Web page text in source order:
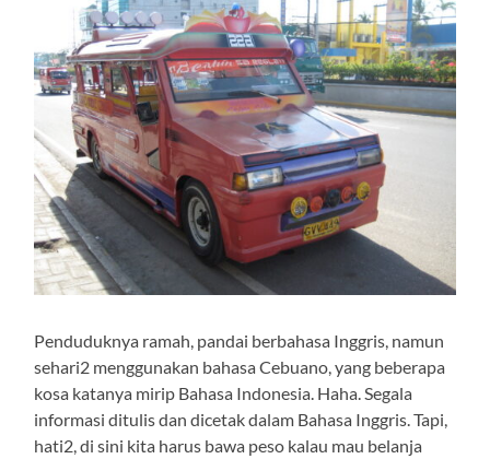
Penduduknya ramah, pandai berbahasa Inggris, namun
sehari2 menggunakan bahasa Cebuano, yang beberapa
kosa katanya mirip Bahasa Indonesia. Haha. Segala
informasi ditulis dan dicetak dalam Bahasa Inggris. Tapi,
hati2, di sini kita harus bawa peso kalau mau belanja